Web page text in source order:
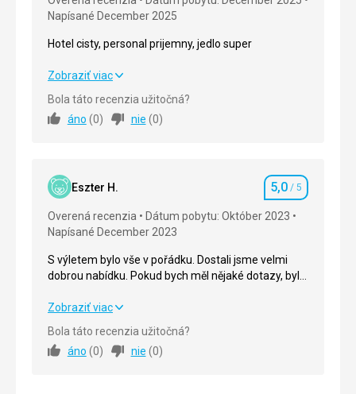
Napísané December 2025
Hotel cisty, personal prijemny, jedlo super
Hotel cisty, personal prijemny, jedlo super
Strava
Služby 5,0/ 5
Cena
Zobraziť viac
Bola táto recenzia užitočná?
áno (0) nie (0)
Eszter H. Hodnotenie
5,0 / 5
Overená recenzia
Dátum pobytu: Október 2023
Napísané December 2023
S výletem bylo vše v pořádku. Dostali jsme velmi
dobrou nabídku. Pokud bych měl nějaké dotazy, byli
cestě domů trvalo tramvajovému autobusu více než
S výletem bylo vše v pořádku. Dostali jsme velmi
ochotní nám pomoci. Jedna věc se mi nelíbila, že na
cestě domů trvalo tramvajovému autobusu více než
Zobraziť viac
Bola táto recenzia užitočná?
áno (0) nie (0)